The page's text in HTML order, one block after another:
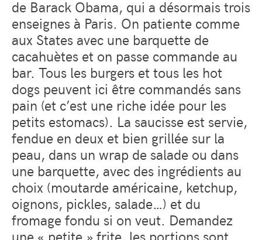
de Barack Obama, qui a désormais trois
enseignes à Paris. On patiente comme
aux States avec une barquette de
cacahuètes et on passe commande au
bar. Tous les burgers et tous les hot
dogs peuvent ici être commandés sans
pain (et c’est une riche idée pour les
petits estomacs). La saucisse est servie,
fendue en deux et bien grillée sur la
peau, dans un wrap de salade ou dans
une barquette, avec des ingrédients au
choix (moutarde américaine, ketchup,
oignons, pickles, salade…) et du
fromage fondu si on veut. Demandez
une « petite » frite, les portions sont